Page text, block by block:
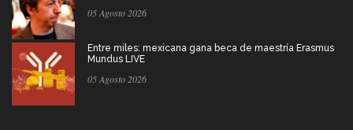
05 Agosto 2026
Entre miles: mexicana gana beca de maestría Erasmus
Mundus LIVE
05 Agosto 2026